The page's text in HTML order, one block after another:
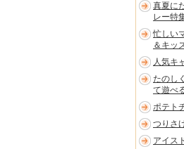
真夏に
レー特
忙しい
＆キッ
人気キ
たのし
て遊べ
ポテト
つりさ
アイス